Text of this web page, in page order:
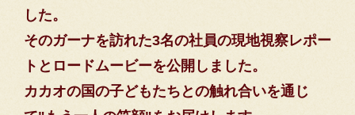
した。
そのガーナを訪れた3名の社員の現地視察レポー
トとロードムービーを公開しました。
カカオの国の⼦どもたちとの触れ合いを通じ